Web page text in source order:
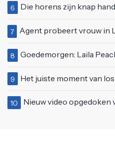
6 Die horens zijn knap
7 Agent probeert vrouw in LA te
8 Goedemorgen: Laila Peachy
9 Het juiste moment van
10 Nieuw video opgedoken van man die